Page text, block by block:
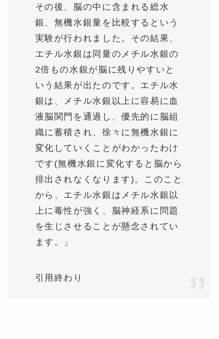
その後、脳の中に含まれる総水
銀、無機水銀量を比較するという
実験が行われました。その結果、
エチル水銀は同量のメチル水銀の
2倍もの水銀が脳に残りやすいと
いう結果が出たのです。エチル水
銀は、メチル水銀以上に容易に血
液脳関門を通過し、優先的に脳組
織に蓄積され、徐々に無機水銀に
変化していくことがわかったわけ
です(無機水銀に変化すると脳から
排出されなくなります)。このこと
から、エチル水銀はメチル水銀以
上に毒性が強く、脳神経系に問題
を生じさせることが懸念されてい
ます。」
引用終わり